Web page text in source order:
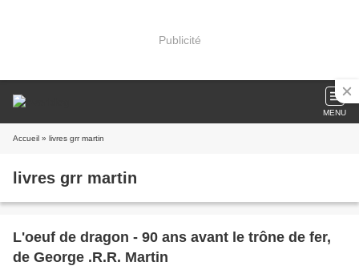
Publicité
MENU
Accueil » livres grr martin
livres grr martin
L'oeuf de dragon - 90 ans avant le trône de fer,
de George .R.R. Martin